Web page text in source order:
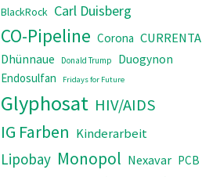
BlackRock Carl Duisberg
CO-Pipeline Corona CURRENTA
Dhünnaue Donald Trump
Duogynon
Endosulfan
Fridays for Future
Glyphosat HIV/AIDS
IG Farben Kinderarbeit
Lipobay Monopol Nexavar PCB